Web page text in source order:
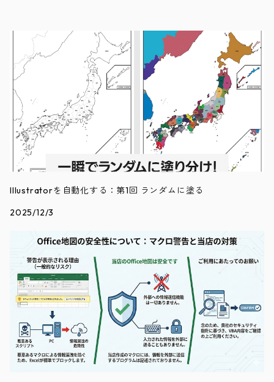
Illustratorを自動化する：第1回 ランダムに塗る
2025/12/3